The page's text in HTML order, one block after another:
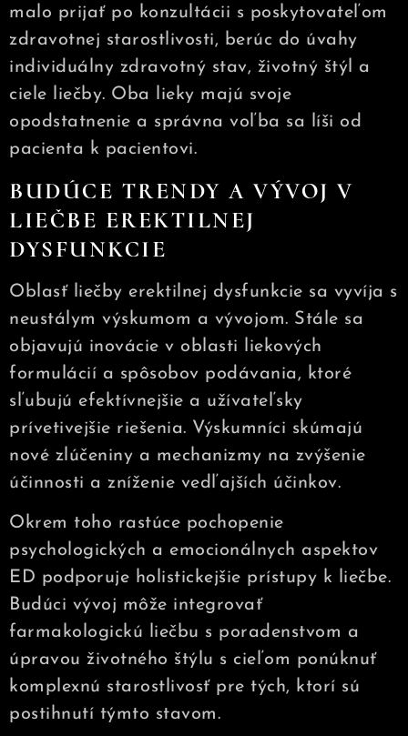
malo prijať po konzultácii s poskytovateľom
zdravotnej starostlivosti, berúc do úvahy
individuálny zdravotný stav, životný štýl a
ciele liečby. Oba lieky majú svoje
opodstatnenie a správna voľba sa líši od
pacienta k pacientovi.
BUDÚCE TRENDY A VÝVOJ V
LIEČBE EREKTILNEJ
DYSFUNKCIE
Oblasť liečby erektilnej dysfunkcie sa vyvíja s
neustálym výskumom a vývojom. Stále sa
objavujú inovácie v oblasti liekových
formulácií a spôsobov podávania, ktoré
sľubujú efektívnejšie a užívateľsky
prívetivejšie riešenia. Výskumníci skúmajú
nové zlúčeniny a mechanizmy na zvýšenie
účinnosti a zníženie vedľajších účinkov.
Okrem toho rastúce pochopenie
psychologických a emocionálnych aspektov
ED podporuje holistickejšie prístupy k liečbe.
Budúci vývoj môže integrovať
farmakologickú liečbu s poradenstvom a
úpravou životného štýlu s cieľom ponúknuť
komplexnú starostlivosť pre tých, ktorí sú
postihnutí týmto stavom.